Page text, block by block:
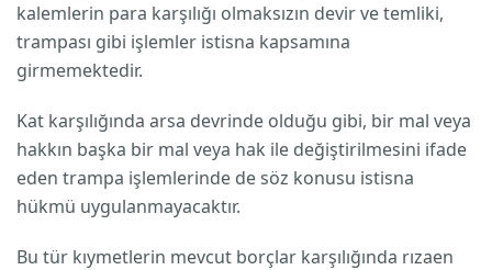
kalemlerin para karşılığı olmaksızın devir ve temliki,
trampası gibi işlemler istisna kapsamına
girmemektedir.
Kat karşılığında arsa devrinde olduğu gibi, bir mal veya
hakkın başka bir mal veya hak ile değiştirilmesini ifade
eden trampa işlemlerinde de söz konusu istisna
hükmü uygulanmayacaktır.
Bu tür kıymetlerin mevcut borçlar karşılığında rızaen